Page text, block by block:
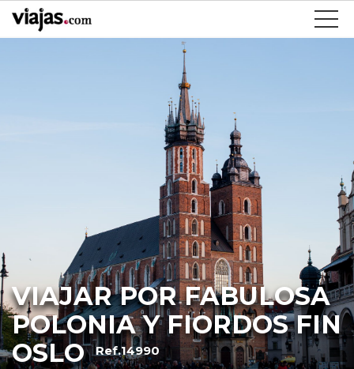
VIAJAR POR FABULOSA
POLONIA Y FIORDOS FIN
OSLO Ref.14990